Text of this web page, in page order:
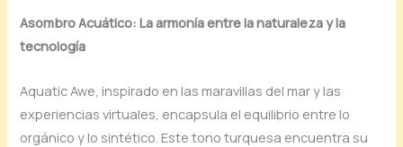
Asombro Acuático: La armonía entre la naturaleza y la
tecnología
Aquatic Awe, inspirado en las maravillas del mar y las
experiencias virtuales, encapsula el equilibrio entre lo
orgánico y lo sintético. Este tono turquesa encuentra su